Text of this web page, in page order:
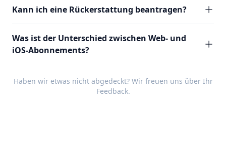
Kann ich eine Rückerstattung beantragen?
Was ist der Unterschied zwischen Web- und
iOS-Abonnements?
Haben wir etwas nicht abgedeckt? Wir freuen uns über Ihr
Feedback.